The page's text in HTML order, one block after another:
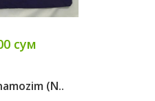
сум
(N..